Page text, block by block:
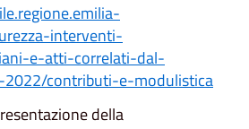
interventi-
e-atti-correlati-dal-
contributi-e-modulistica
della